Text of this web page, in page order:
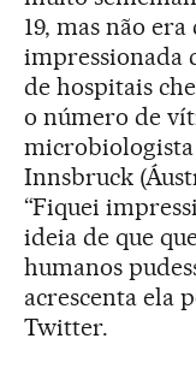
19, mas não
impressionada
de hospitais
o número de
Innsbruck
“Fiquei
ideia de que
humanos
acrescenta ela
Twitter.